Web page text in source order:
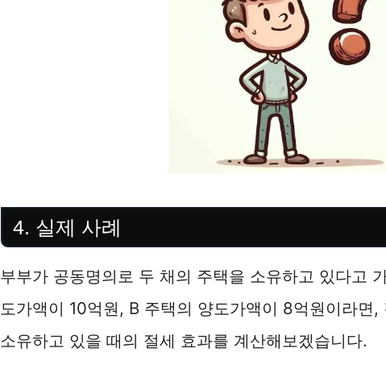
4. 실제 사례
부부가 공동명의로 두 채의 주택을 소유하고 있다고
도가액이 10억원, B 주택의 양도가액이 8억원이라면,
소유하고 있을 때의 절세 효과를 계산해보겠습니다.